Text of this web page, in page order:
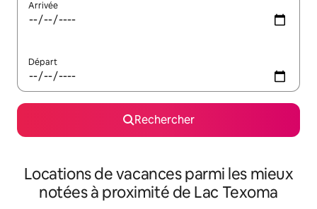
Arrivée
Départ
Rechercher
Locations de vacances parmi les mieux
notées à proximité de Lac Texoma